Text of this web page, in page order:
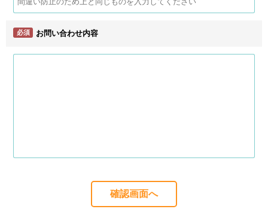
お問い合わせ内容
必須